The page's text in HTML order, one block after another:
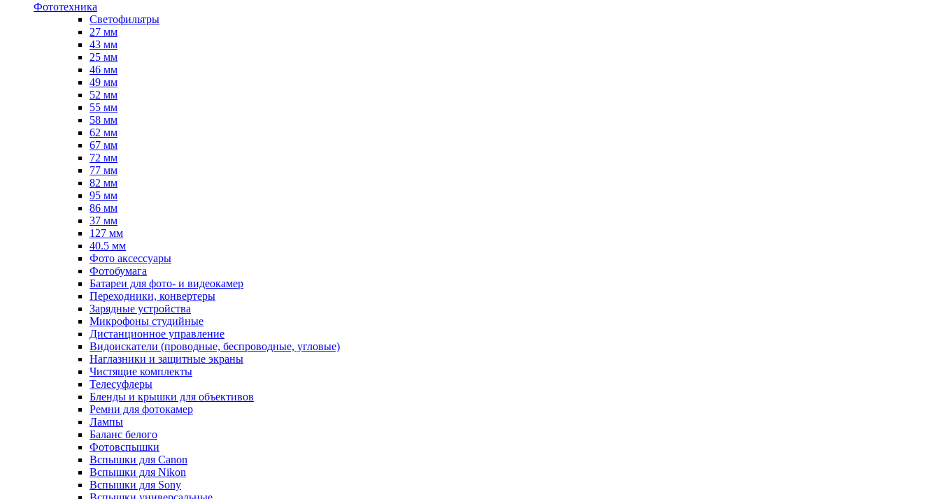
Фототехника
Светофильтры
27 мм
43 мм
25 мм
46 мм
49 мм
52 мм
55 мм
58 мм
62 мм
67 мм
72 мм
77 мм
82 мм
95 мм
86 мм
37 мм
127 мм
40.5 мм
Фото аксессуары
Фотобумага
Батареи для фото- и видеокамер
Переходники, конвертеры
Зарядные устройства
Микрофоны студийные
Дистанционное управление
Видоискатели (проводные, беспроводные, угловые)
Наглазники и защитные экраны
Чистящие комплекты
Телесуфлеры
Бленды и крышки для объективов
Ремни для фотокамер
Лампы
Баланс белого
Фотовспышки
Вспышки для Canon
Вспышки для Nikon
Вспышки для Sony